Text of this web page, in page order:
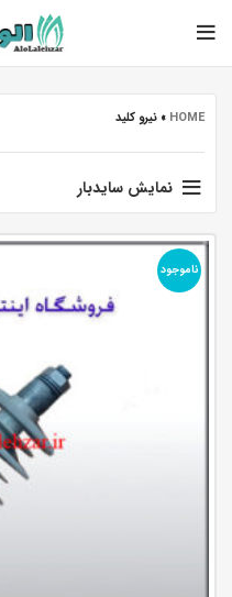
HOME
» نیرو کلید
نمایش سایدبار
ناموجود